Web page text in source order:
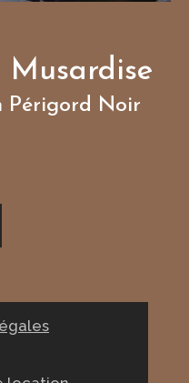
Musardise
Périgord Noir